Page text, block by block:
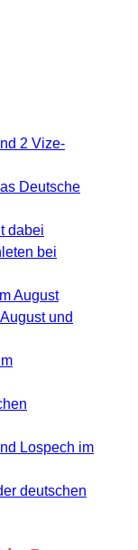
2 Vize-
Deutsche
dabei
bei
August
und
Lospech im
deutschen